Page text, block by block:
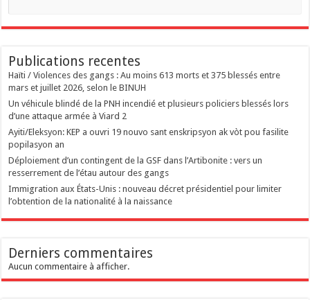
Publications recentes
Haïti / Violences des gangs : Au moins 613 morts et 375 blessés entre
mars et juillet 2026, selon le BINUH
Un véhicule blindé de la PNH incendié et plusieurs policiers blessés lors
d’une attaque armée à Viard 2
‎Ayiti/Eleksyon: KEP a ouvri 19 nouvo sant enskripsyon ak vòt pou fasilite
popilasyon an
Déploiement d’un contingent de la GSF dans l’Artibonite : vers un
resserrement de l’étau autour des gangs
Immigration aux États-Unis : nouveau décret présidentiel pour limiter
l’obtention de la nationalité à la naissance
Derniers commentaires
Aucun commentaire à afficher.